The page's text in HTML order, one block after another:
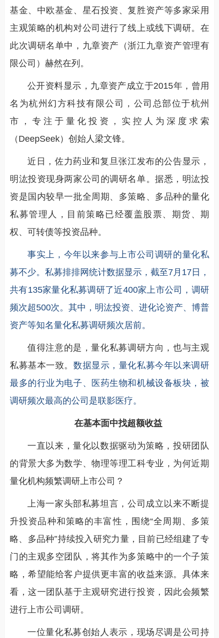
基金、中欧基金、星石投资、复胜资产等多家采用
主观策略的机构对公司进行了线上或线下调研。在
此次调研名单中，九章资产（浙江九章资产管理有
限公司）赫然在列。
公开资料显示，九章资产成立于2015年，曾用
名为杭州幻方科技有限公司，公司总部位于杭州
市，专注于量化投资，实控人为深度求索
（DeepSeek）创始人梁文锋。
近日，佐力药业和复旦张江发布的公告显示，
明汯投资现身两家公司的调研名单。据悉，明汯投
资是国内较早一批全周期、多策略、多品种的量化
私募管理人，目前策略已经覆盖股票、期货、期
权、可转债等投资品种。
事实上，今年以来参与上市公司调研的量化私
募不少。私募排排网统计数据显示，截至7月17日，
共有135家量化私募调研了近400家上市公司，调研
频次超500次。其中，明汯投资、进化论资产、博普
资产等知名量化私募调研频次居前。
值得注意的是，量化私募调研方向，也与主观
私募基本一致。 数据显示，量化私募今年以来调研
最多的行业为电子、医药生物和机械设备板块，被
调研频次最高的公司是联影医疗。
在基本面中找超额收益
一直以来，量化以数据驱动为策略，投研团队
的背景大多为数学、物理等理工科专业，为何近期
量化机构频繁调研上市公司？
上海一家头部私募坦言，公司成立以来不断提
升投资品种和策略的丰富性，围绕“全周期、多策
略、多品种”持续投入研究力量，目前已经组建了专
门的主观多空团队，将其作为多策略中的一个子策
略，希望能给客户提供更丰富的收益来源。具体来
看，这一团队基于主观研究进行投资，因此会频繁
进行上市公司调研。
一位量化私募创始人表示，现场尽调是公司持